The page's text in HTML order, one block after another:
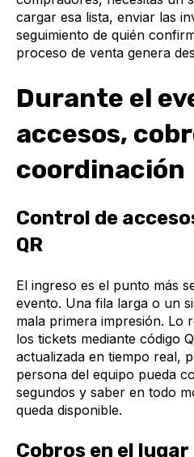
cargar esa lista, enviar las
seguimiento de quién
proceso de venta genera
Durante el
accesos,
coordinación
Control de
QR
El ingreso es el punto más
evento. Una fila larga o un
mala primera impresión. Lo
los tickets mediante código
actualizada en tiempo real,
persona del equipo pueda
segundos y saber en todo
queda disponible.
Cobros en el lugar